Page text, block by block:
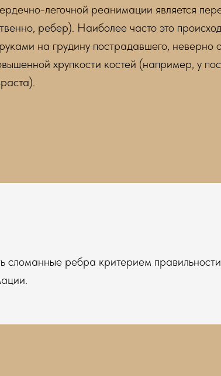
легочной реанимации является
ребер). Наиболее часто это
на грудину пострадавшего, неверно
хрупкости костей (например, у
сломанные ребра критерием